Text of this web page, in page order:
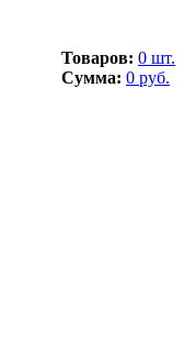
Товаров: 0 шт.
Сумма: 0 руб.